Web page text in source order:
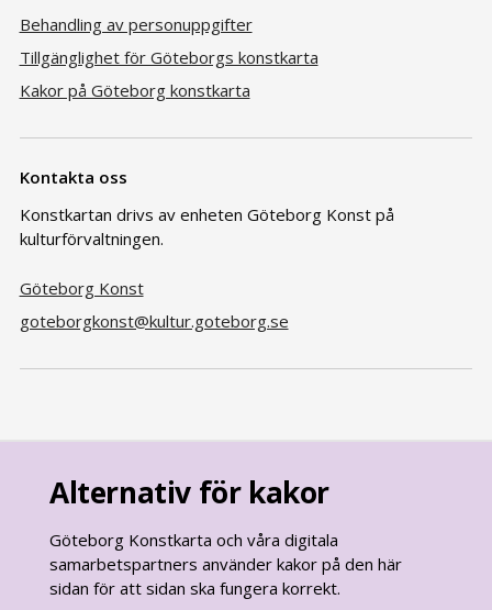
Behandling av personuppgifter
Tillgänglighet för Göteborgs konstkarta
Kakor på Göteborg konstkarta
Kontakta oss
Konstkartan drivs av enheten Göteborg Konst på
kulturförvaltningen.
Göteborg Konst
goteborgkonst@kultur.goteborg.se
goteborg.seär Göteborgs Stads officiella webbplats.
Alternativ för kakor
Göteborg Konstkarta och våra digitala
samarbetspartners använder kakor på den här
sidan för att sidan ska fungera korrekt.